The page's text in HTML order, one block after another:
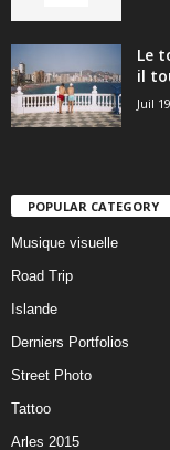
Le
il
Juil
POPULAR CATEGORY
Musique visuelle
Road Trip
Islande
Derniers Portfolios
Street Photo
Tattoo
Arles 2015